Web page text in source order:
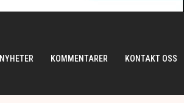
NYHETER KOMMENTARER KONTAKT OSS